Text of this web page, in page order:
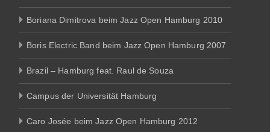
Boriana Dimitrova beim Jazz Open Hamburg 2010
Boris Electric Band beim Jazz Open Hamburg 2007
Brazil – Hamburg feat. Raul de Souza
Campus der Universität Hamburg
Caro Josée beim Jazz Open Hamburg 2012